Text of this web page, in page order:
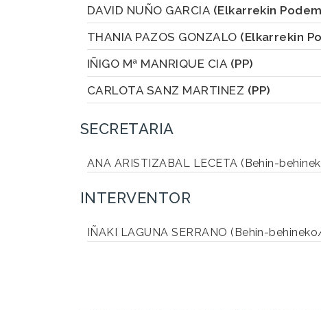
DAVID NUÑO GARCIA (Elkarrekin
THANIA PAZOS GONZALO (Elkarrekin
IÑIGO Mª MANRIQUE CIA (PP)
CARLOTA SANZ MARTINEZ (PP)
SECRETARIA
ANA ARISTIZABAL LECETA (Behin-
INTERVENTOR
IÑAKI LAGUNA SERRANO (Behin-